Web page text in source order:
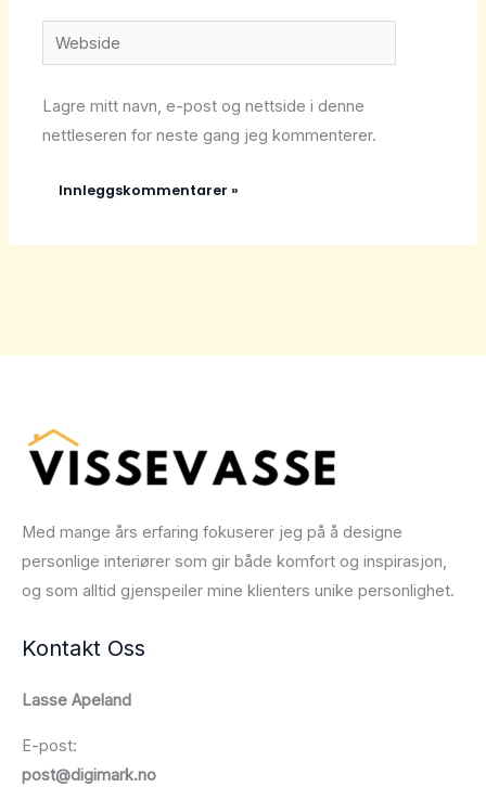
Webside
Lagre mitt navn, e-post og nettside i denne
nettleseren for neste gang jeg kommenterer.
Med mange års erfaring fokuserer jeg på å designe
personlige interiører som gir både komfort og inspirasjon,
og som alltid gjenspeiler mine klienters unike personlighet.
Kontakt Oss
Lasse Apeland
E-post:
post@digimark.no